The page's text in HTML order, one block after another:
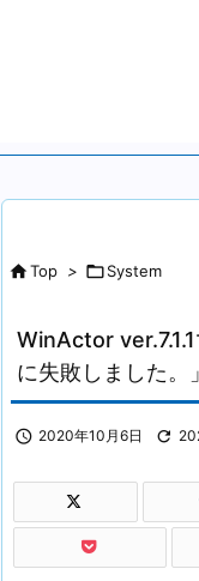
Top > System
WinActor
に失敗しました。
 2020年10月6日 